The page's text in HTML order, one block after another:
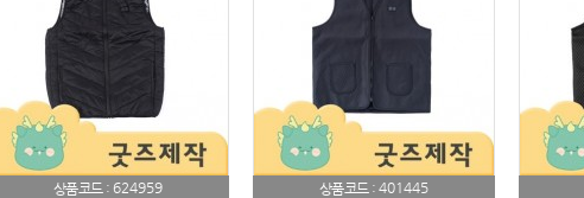
상품코드 : 624959 상품코드 : 401445